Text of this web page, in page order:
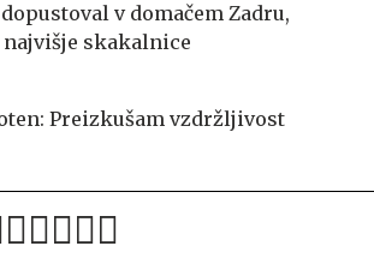
v domačem Zadru,
skakalnice
Preizkušam vzdržljivost